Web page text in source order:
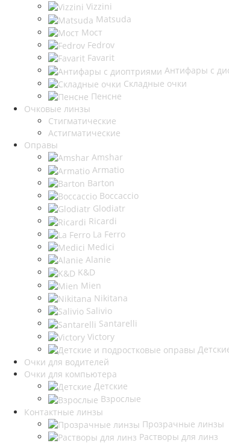
Vizzini
Matsuda
Мост
Fedrov
Favarit
Антифары с
Складные очки
Пенсне
Очковые линзы
Стигматические
Астигматические
Оправы
Amshar
Armatio
Barton
Boccaccio
Glodiatr
Ricardi
La Ferro
Medici
Alanie
K&D
Mien
Nikitana
Salivio
Santarelli
Victory
Очки для водителей
Очки для компьютера
Детские
Взрослые
Контактные линзы
Прозрачные линзы
Растворы для линз